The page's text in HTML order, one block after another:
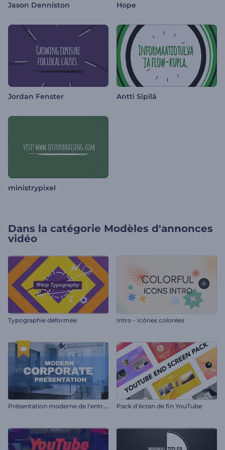
Jason Denniston Hope
Jordan Fenster Antti Sipilä
ministrypixel
Dans la catégorie Modèles d'annonces
vidéo
Typographie déformée Intro - Icônes colorées
P
résentation moderne de l'entreprise Pack d'écran de fin YouTube